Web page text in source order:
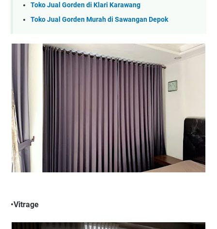
Toko Jual Gorden di Klari Karawang
Toko Jual Gorden Murah di Sawangan Depok
•Vitrage